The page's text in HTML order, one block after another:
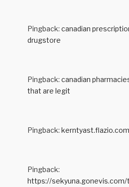
Pingback: canadian
drugstore
Pingback: canadian
that are legit
Pingback: kerntyast.flazio.com
Pingback:
https://sekyuna.gonevis.com/